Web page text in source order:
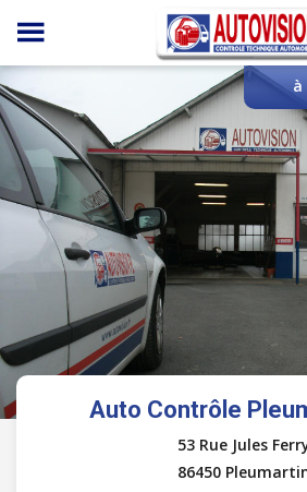
Panneau de gestion des cookies
Auto Contrôle
53 Rue Jules
86450